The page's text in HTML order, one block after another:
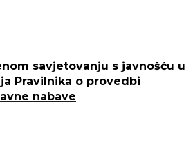
savjetovanju s javnošću u
Pravilnika o provedbi
nabave